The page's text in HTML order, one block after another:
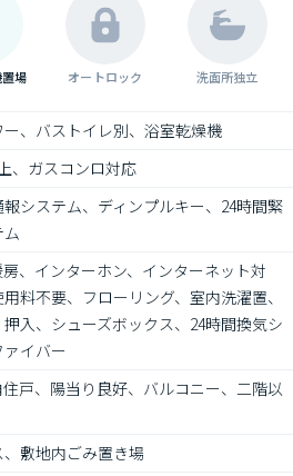
場 オートロック 洗面所独立
、バストイレ別、浴室乾燥機
、ガスコンロ対応
報システム、ディンプルキー、24時間緊
、インターホン、インターネット対
料不要、フローリング、室内洗濯置、
入、シューズボックス、24時間換気シ
イバー
戸、陽当り良好、バルコニー、二階以
敷地内ごみ置き場